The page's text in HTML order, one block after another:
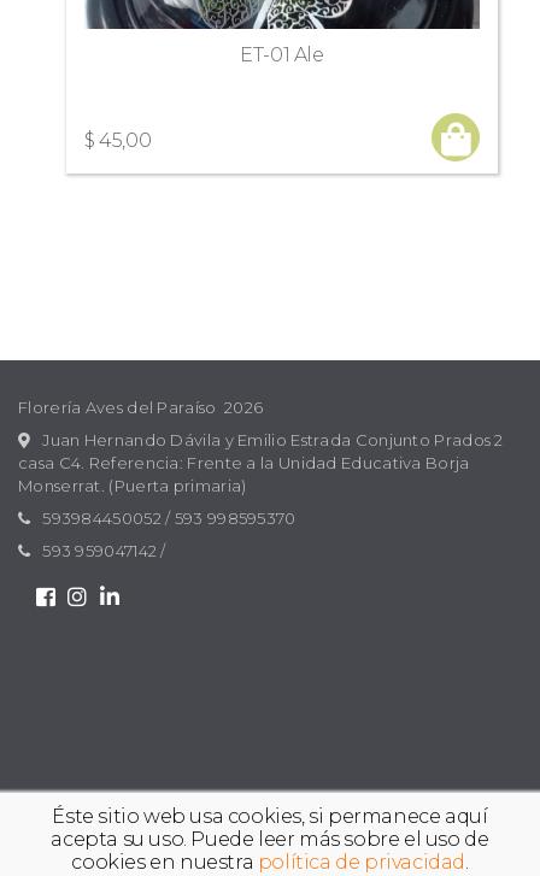
ET-01 Ale
$ 45,00
Florería Aves del Paraíso 2026
Juan Hernando Dávila y Emilio Estrada Conjunto Prados 2
casa C4. Referencia: Frente a la Unidad Educativa Borja
Monserrat. (Puerta primaria)
593984450052 /593 998595370
593 959047142 /
Éste sitio web usa cookies, si permanece aquí
acepta su uso. Puede leer más sobre el uso de
cookies en nuestra política de privacidad.